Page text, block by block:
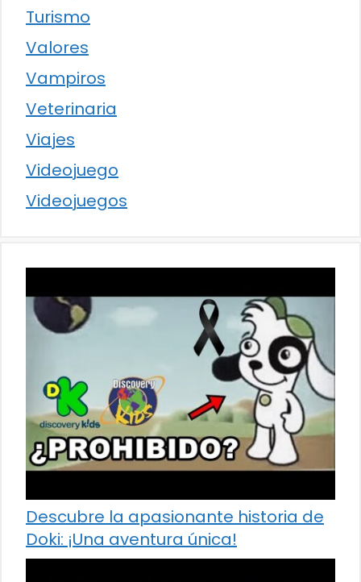
Turismo
Valores
Vampiros
Veterinaria
Viajes
Videojuego
Videojuegos
Descubre la apasionante historia de
Doki: ¡Una aventura única!